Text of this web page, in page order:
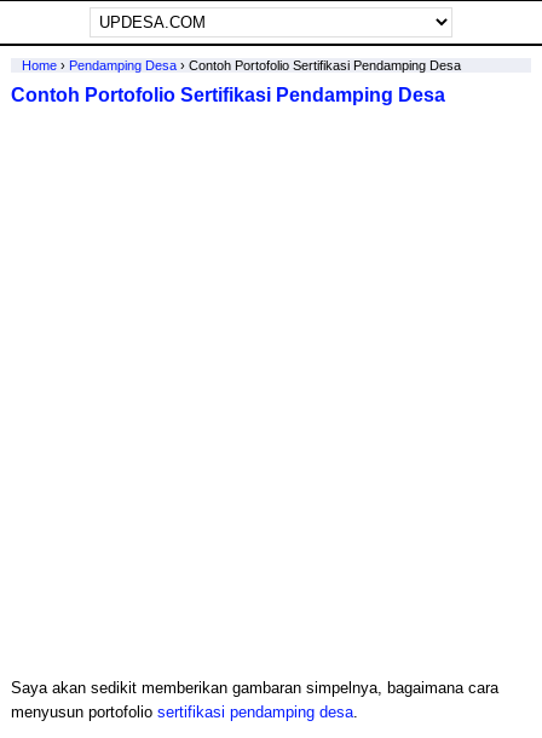
Home› Pendamping Desa› Contoh Portofolio Sertifikasi Pendamping Desa
Contoh Portofolio Sertifikasi Pendamping Desa
Saya akan sedikit memberikan gambaran simpelnya, bagaimana cara
menyusun portofolio sertifikasi pendamping desa.